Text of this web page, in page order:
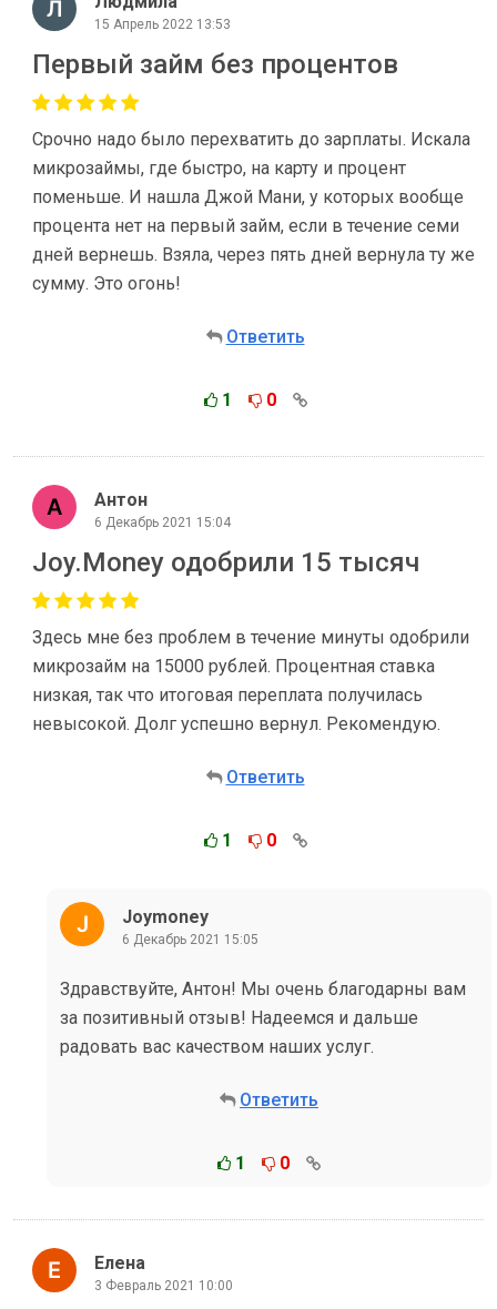
15 Апрель 2022 13:53
Первый займ без процентов
Срочно надо было перехватить до зарплаты. Искала
микрозаймы, где быстро, на карту и процент
поменьше. И нашла Джой Мани, у которых вообще
процента нет на первый займ, если в течение семи
дней вернешь. Взяла, через пять дней вернула ту же
сумму. Это огонь!
Ответить
1 0
Антон
6 Декабрь 2021 15:04
Joy.Money одобрили 15 тысяч
Здесь мне без проблем в течение минуты одобрили
микрозайм на 15000 рублей. Процентная ставка
низкая, так что итоговая переплата получилась
невысокой. Долг успешно вернул. Рекомендую.
Ответить
1 0
Joymoney
6 Декабрь 2021 15:05
Здравствуйте, Антон! Мы очень благодарны вам
за позитивный отзыв! Надеемся и дальше
радовать вас качеством наших услуг.
Ответить
1 0
Елена
3 Февраль 2021 10:00